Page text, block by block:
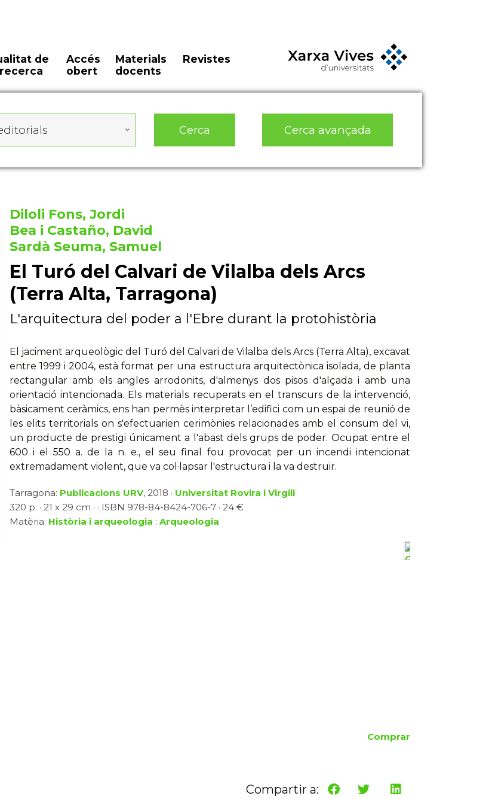
de
recerca
Accés
obert
Materials
docents
Revistes
Cerca Cerca avançada
Diloli Fons, Jordi
Bea i Castaño, David
Sardà Seuma, Samuel
El Turó del Calvari de Vilalba dels Arcs
(Terra Alta, Tarragona)
L'arquitectura del poder a l'Ebre durant la protohistòria
El jaciment arqueològic del Turó del Calvari de Vilalba dels Arcs (Terra Alta), excavat
entre 1999 i 2004, està format per una estructura arquitectònica isolada, de planta
rectangular amb els angles arrodonits, d'almenys dos pisos d'alçada i amb una
orientació intencionada. Els materials recuperats en el transcurs de la intervenció,
bàsicament ceràmics, ens han permès interpretar l’edifici com un espai de reunió de
les elits territorials on s'efectuarien cerimònies relacionades amb el consum del vi,
un producte de prestigi únicament a l'abast dels grups de poder. Ocupat entre el
600 i el 550 a. de la n. e., el seu final fou provocat per un incendi intencionat
extremadament violent, que va col·lapsar l'estructura i la va destruir.
Tarragona: Publicacions URV, 2018 · Universitat Rovira i Virgili
320 p. · 21 x 29 cm · · ISBN 978-84-8424-706-7 · 24 €
Matèria: Història i arqueologia : Arqueologia
Comprar
Compartir a: